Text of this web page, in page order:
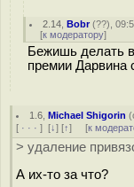
2.14 ,Bobr(??),
[к модератору]
Бежишь делать
премии
1.6 ,Michael Shigorin (
[ · · · ] [↓] [↑] [к
> удаление
А их-то за что?